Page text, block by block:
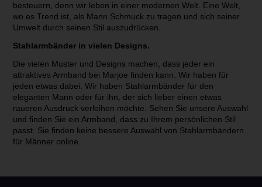
besteuern, denn wir leben in einer modernen Welt. Eine Welt,
wo es Trend ist, als Mann Schmuck zu tragen und sich seiner
Umwelt durch seinen Stil auszudrücken.
Stahlarmbänder in vielen Designs.
Die vielen Muster und Designs machen, dass jeder ein
attraktives Armband bei Marjoe finden kann. Wir haben für
jeden etwas dabei. Wir haben Stahlarmbänder für den
eleganten Mann oder für ihn, der sich lieber einen etwas
raueren Ausdruck verleihen möchte. Sehen Sie unsere Auswahl
und finden Sie ein Armband, dass zu Ihrem persönlichen Stil
passt. Sie finden keine bessere Auswahl von Stahlarmbändern
für Männer online.